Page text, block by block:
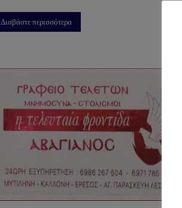
Διαβάστε περισσότερα